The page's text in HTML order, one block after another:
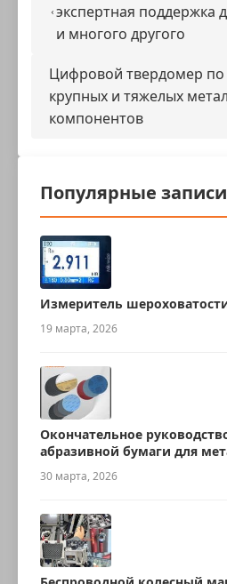
экспертная поддержка
и многого другого
Цифровой твердомер
крупных и тяжелых
компонентов
Популярные записи
Измеритель
19 марта, 2026
Окончательное
абразивной бумаги для
30 марта, 2026